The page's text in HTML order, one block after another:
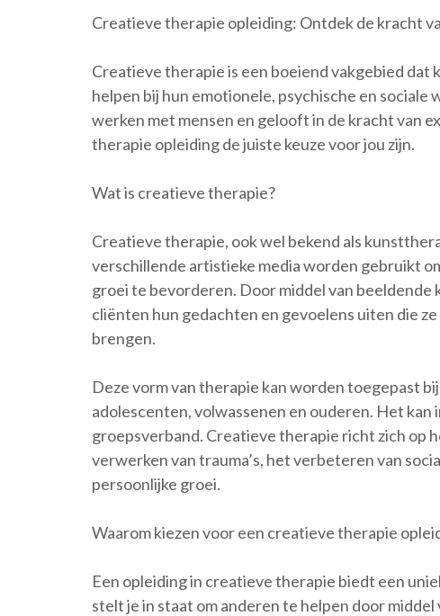
Creatieve therapie opleiding: Ontdek de kracht
Creatieve therapie is een boeiend vakgebied
helpen bij hun emotionele, psychische en sociale
werken met mensen en gelooft in de kracht van
therapie opleiding de juiste keuze voor jou zijn.
Wat is creatieve therapie?
Creatieve therapie, ook wel bekend als
verschillende artistieke media worden gebruikt
groei te bevorderen. Door middel van beeldende
cliënten hun gedachten en gevoelens uiten die
brengen.
Deze vorm van therapie kan worden toegepast
adolescenten, volwassenen en ouderen. Het
groepsverband. Creatieve therapie richt zich op
verwerken van trauma’s, het verbeteren van
persoonlijke groei.
Waarom kiezen voor een creatieve therapie
Een opleiding in creatieve therapie biedt een
stelt je in staat om anderen te helpen door